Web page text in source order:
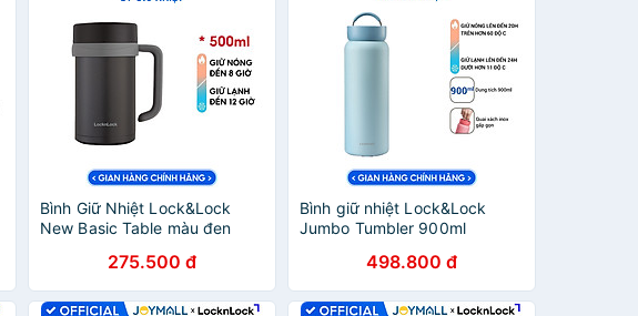
Bình Giữ Nhiệt Lock&Lock
New Basic Table màu đen
chính hãng, nắp bình 3 lớp
tiện lợi - JoyMall
275.500 đ
Bình giữ nhiệt Lock&Lock
Jumbo Tumbler 900ml
quai xách inox, giữ nhiệt 24h
- JoyMall
498.800 đ